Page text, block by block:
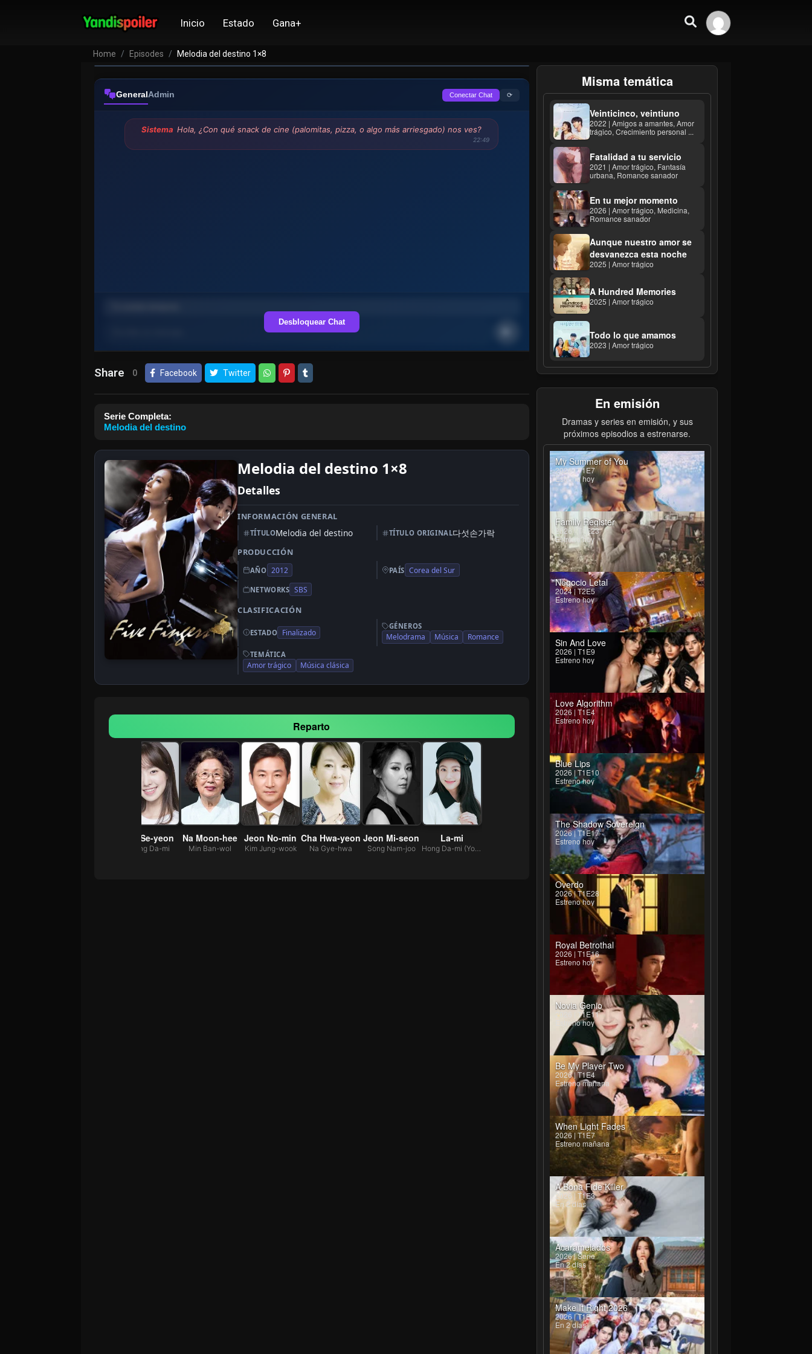
Inicio Estado Gana+
Home Episodes Melodia del destino 1×8
GeneralAdmin Conectar Chat ⟳
Sistema Hola, ¿Con qué snack de cine (palomitas, pizza, o algo más arriesgado) nos ves?
22:49
Desbloquear Chat
Share 0 Facebook Twitter
Serie Completa:
Melodia del destino
Melodia del destino 1×8
Detalles
INFORMACIÓN GENERAL
TÍTULOMelodia del destino TÍTULO ORIGINAL다섯손가락
PRODUCCIÓN
AÑO 2012 PAÍS Corea del Sur
NETWORKS SBS
CLASIFICACIÓN
ESTADO Finalizado
GÉNEROS
Melodrama Música Romance
TEMÁTICA
Amor trágico Música clásica
Reparto
Jin Se-yeon
Hong Da-mi
Na Moon-hee
Min Ban-wol
Jeon No-min
Kim Jung-wook
Cha Hwa-yeon
Na Gye-hwa
Jeon Mi-seon
Song Nam-joo
La-mi
Hong Da-mi (Young)
Misma temática
Veinticinco, veintiuno
2022 | Amigos a amantes, Amor
trágico, Crecimiento personal ...
Fatalidad a tu servicio
2021 | Amor trágico, Fantasía
urbana, Romance sanador
En tu mejor momento
2026 | Amor trágico, Medicina,
Romance sanador
Aunque nuestro amor se
desvanezca esta noche
2025 | Amor trágico
A Hundred Memories
2025 | Amor trágico
Todo lo que amamos
2023 | Amor trágico
En emisión
Dramas y series en emisión, y sus
próximos episodios a estrenarse.
My Summer of You
2026 | T1E7
Estreno hoy
Family Register
2026 | T1E23
Estreno hoy
Negocio Letal
2024 | T2E5
Estreno hoy
Sin And Love
2026 | T1E9
Estreno hoy
Love Algorithm
2026 | T1E4
Estreno hoy
Blue Lips
2026 | T1E10
Estreno hoy
The Shadow Sovereign
2026 | T1E17
Estreno hoy
Overdo
2026 | T1E28
Estreno hoy
Royal Betrothal
2026 | T1E16
Estreno hoy
Novia Genio
2026 | T1E11
Estreno hoy
Be My Player Two
2026 | T1E4
Estreno mañana
When Light Fades
2026 | T1E7
Estreno mañana
A Bona Fide Killer
2026 | T1E3
En 2 días
Acaramelados
2026 | Serie
En 2 días
Make It Right 2026
2026 | T1E4
En 2 días